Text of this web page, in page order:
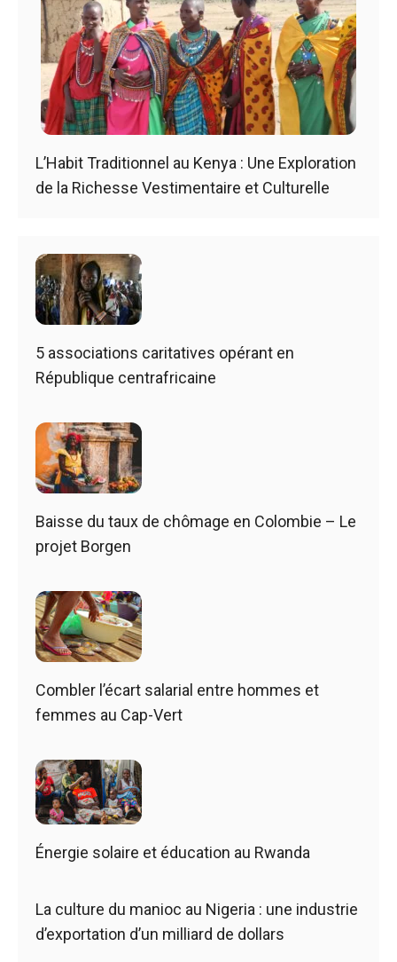
L’Habit Traditionnel au Kenya : Une Exploration
de la Richesse Vestimentaire et Culturelle
5 associations caritatives opérant en
République centrafricaine
Baisse du taux de chômage en Colombie – Le
projet Borgen
Combler l’écart salarial entre hommes et
femmes au Cap-Vert
Énergie solaire et éducation au Rwanda
La culture du manioc au Nigeria : une industrie
d’exportation d’un milliard de dollars